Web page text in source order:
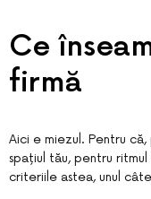
Ce
firmă
Aici e miezul. Pentru
spațiul tău, pentru
criteriile astea, unul